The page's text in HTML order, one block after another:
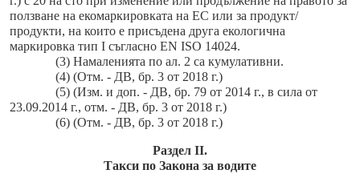
ползване на екомаркировката на ЕС или за продукт/
продукти, на които е присъдена друга екологична
маркировка тип I съгласно EN ISO 14024.
(3) Намаленията по ал. 2 са кумулативни.
(4) (Отм. - ДВ, бр. 3 от 2018 г.)
(5) (Изм. и доп. - ДВ, бр. 79 от 2014 г., в сила от
23.09.2014 г., отм. - ДВ, бр. 3 от 2018 г.)
(6) (Отм. - ДВ, бр. 3 от 2018 г.)
Раздел II.
Такси по Закона за водите